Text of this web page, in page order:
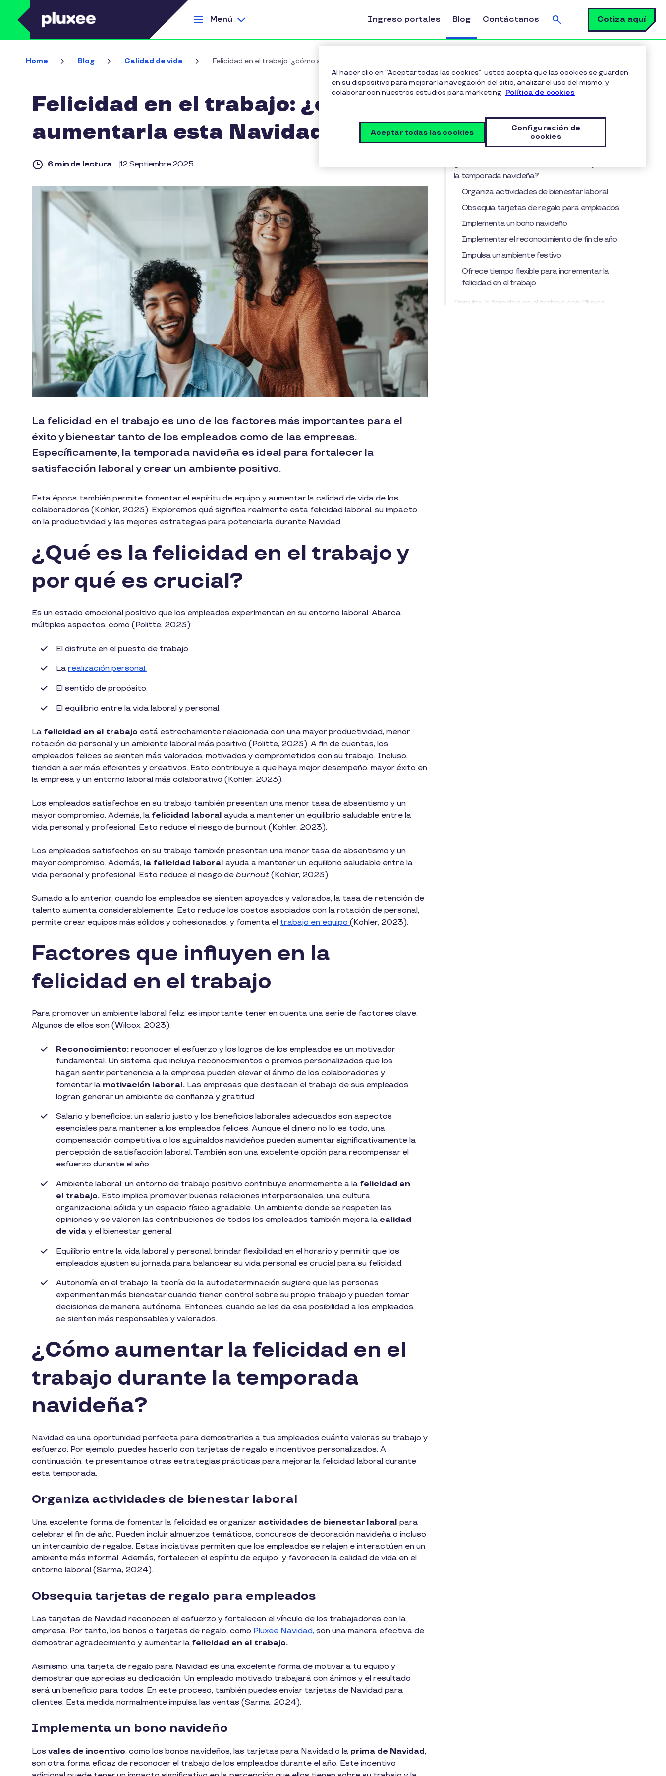
Pasar al contenido principal
Menú
Ingreso portales Blog Contáctanos
Buscar
Cotiza aquí
Home Blog Calidad de vida Felicidad en el trabajo: ¿cómo aumentarla esta Navidad?
Felicidad en el trabajo: ¿cómo
aumentarla esta Navidad?
6 min de lectura 12 Septiembre 2025
La felicidad en el trabajo es uno de los factores más importantes para el
éxito y bienestar tanto de los empleados como de las empresas.
Específicamente, la temporada navideña es ideal para fortalecer la
satisfacción laboral y crear un ambiente positivo.
Esta época también permite fomentar el espíritu de equipo y aumentar la calidad de vida de los
colaboradores (Kohler, 2023). Exploremos qué significa realmente esta felicidad laboral, su impacto
en la productividad y las mejores estrategias para potenciarla durante Navidad.
¿Qué es la felicidad en el trabajo y
por qué es crucial?
Es un estado emocional positivo que los empleados experimentan en su entorno laboral. Abarca
múltiples aspectos, como (Politte, 2023):
El disfrute en el puesto de trabajo.
La realización personal.
El sentido de propósito.
El equilibrio entre la vida laboral y personal.
La felicidad en el trabajo está estrechamente relacionada con una mayor productividad, menor
rotación de personal y un ambiente laboral más positivo (Politte, 2023). A fin de cuentas, los
empleados felices se sienten más valorados, motivados y comprometidos con su trabajo. Incluso,
tienden a ser más eficientes y creativos. Esto contribuye a que haya mejor desempeño, mayor éxito en
la empresa y un entorno laboral más colaborativo (Kohler, 2023).
Los empleados satisfechos en su trabajo también presentan una menor tasa de absentismo y un
mayor compromiso. Además, la felicidad laboral ayuda a mantener un equilibrio saludable entre la
vida personal y profesional. Esto reduce el riesgo de burnout (Kohler, 2023).
Los empleados satisfechos en su trabajo también presentan una menor tasa de absentismo y un
mayor compromiso. Además, la felicidad laboral ayuda a mantener un equilibrio saludable entre la
vida personal y profesional. Esto reduce el riesgo de burnout (Kohler, 2023).
Sumado a lo anterior, cuando los empleados se sienten apoyados y valorados, la tasa de retención de
talento aumenta considerablemente. Esto reduce los costos asociados con la rotación de personal,
permite crear equipos más sólidos y cohesionados, y fomenta el trabajo en equipo (Kohler, 2023).
Factores que influyen en la
felicidad en el trabajo
Para promover un ambiente laboral feliz, es importante tener en cuenta una serie de factores clave.
Algunos de ellos son (Wilcox, 2023):
Reconocimiento: reconocer el esfuerzo y los logros de los empleados es un motivador
fundamental. Un sistema que incluya reconocimientos o premios personalizados que los
hagan sentir pertenencia a la empresa pueden elevar el ánimo de los colaboradores y
fomentar la motivación laboral. Las empresas que destacan el trabajo de sus empleados
logran generar un ambiente de confianza y gratitud.
Salario y beneficios: un salario justo y los beneficios laborales adecuados son aspectos
esenciales para mantener a los empleados felices. Aunque el dinero no lo es todo, una
compensación competitiva o los aguinaldos navideños pueden aumentar significativamente la
percepción de satisfacción laboral. También son una excelente opción para recompensar el
esfuerzo durante el año.
Ambiente laboral: un entorno de trabajo positivo contribuye enormemente a la felicidad en
el trabajo. Esto implica promover buenas relaciones interpersonales, una cultura
organizacional sólida y un espacio físico agradable. Un ambiente donde se respeten las
opiniones y se valoren las contribuciones de todos los empleados también mejora la calidad
de vida y el bienestar general.
Equilibrio entre la vida laboral y personal: brindar flexibilidad en el horario y permitir que los
empleados ajusten su jornada para balancear su vida personal es crucial para su felicidad.
Autonomía en el trabajo: la teoría de la autodeterminación sugiere que las personas
experimentan más bienestar cuando tienen control sobre su propio trabajo y pueden tomar
decisiones de manera autónoma. Entonces, cuando se les da esa posibilidad a los empleados,
se sienten más responsables y valorados.
¿Cómo aumentar la felicidad en el
trabajo durante la temporada
navideña?
Navidad es una oportunidad perfecta para demostrarles a tus empleados cuánto valoras su trabajo y
esfuerzo. Por ejemplo, puedes hacerlo con tarjetas de regalo e incentivos personalizados. A
continuación, te presentamos otras estrategias prácticas para mejorar la felicidad laboral durante
esta temporada.
Organiza actividades de bienestar laboral
Una excelente forma de fomentar la felicidad es organizar actividades de bienestar laboral para
celebrar el fin de año. Pueden incluir almuerzos temáticos, concursos de decoración navideña o incluso
un intercambio de regalos. Estas iniciativas permiten que los empleados se relajen e interactúen en un
ambiente más informal. Además, fortalecen el espíritu de equipo y favorecen la calidad de vida en el
entorno laboral (Sarma, 2024).
Obsequia tarjetas de regalo para empleados
Las tarjetas de Navidad reconocen el esfuerzo y fortalecen el vínculo de los trabajadores con la
empresa. Por tanto, los bonos o tarjetas de regalo, como Pluxee Navidad, son una manera efectiva de
demostrar agradecimiento y aumentar la felicidad en el trabajo.
Asimismo, una tarjeta de regalo para Navidad es una excelente forma de motivar a tu equipo y
demostrar que aprecias su dedicación. Un empleado motivado trabajará con ánimos y el resultado
será un beneficio para todos. En este proceso, también puedes enviar tarjetas de Navidad para
clientes. Esta medida normalmente impulsa las ventas (Sarma, 2024).
Implementa un bono navideño
Los vales de incentivo, como los bonos navideños, las tarjetas para Navidad o la prima de Navidad,
son otra forma eficaz de reconocer el trabajo de los empleados durante el año. Este incentivo
Tabla de contenido
¿Qué es la felicidad en el trabajo y por qué
es crucial?
Factores que influyen en la felicidad en el trabajo
la temporada navideña?
Organiza actividades de bienestar laboral
Obsequia tarjetas de regalo para empleados
Implementa un bono navideño
Implementar el reconocimiento de fin de año
Impulsa un ambiente festivo
Ofrece tiempo flexible para incrementar la
felicidad en el trabajo
Impulsa la felicidad en el trabajo con Pluxee
Al hacer clic en “Aceptar todas las cookies”, usted acepta que las cookies se guarden
en su dispositivo para mejorar la navegación del sitio, analizar el uso del mismo, y
colaborar con nuestros estudios para marketing. Política de cookies
Configuración de
cookies
Aceptar todas las cookies